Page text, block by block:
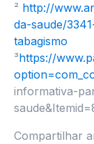
² http://
da-saude/
tabagismo
³https://
informativa-
Compartilhar